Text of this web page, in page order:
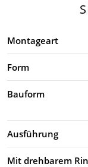
Montageart
Form
Bauform
Ausführung
Mit drehbarem